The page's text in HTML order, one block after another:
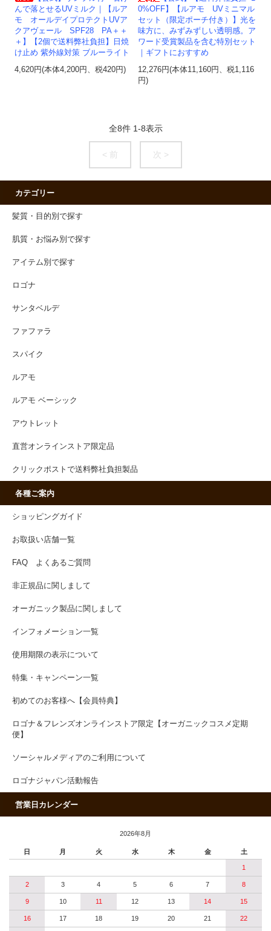
んで落とせるUVミルク｜【ルア
モ オールデイプロテクトUVア
クアヴェール SPF28 PA＋＋
＋】【2個で送料弊社負担】日焼
け止め 紫外線対策 ブルーライト
4,620円(本体4,200円、税420円)
0%OFF】【ルアモ UVミニマル
セット（限定ポーチ付き）】光を
味方に、みずみずしい透明感。ア
ワード受賞製品を含む特別セット
｜ギフトにおすすめ
12,276円(本体11,160円、税1,116
円)
全8件 1-8表示
< 前 次 >
カテゴリー
髪質・目的別で探す
肌質・お悩み別で探す
アイテム別で探す
ロゴナ
サンタベルデ
ファファラ
スパイク
ルアモ
ルアモ ベーシック
アウトレット
直営オンラインストア限定品
クリックポストで送料弊社負担製品
各種ご案内
ショッピングガイド
お取扱い店舗一覧
FAQ よくあるご質問
非正規品に関しまして
オーガニック製品に関しまして
インフォメーション一覧
使用期限の表示について
特集・キャンペーン一覧
初めてのお客様へ【会員特典】
ロゴナ＆フレンズオンラインストア限定【オーガニックコスメ定期
便】
ソーシャルメディアのご利用について
ロゴナジャパン活動報告
営業日カレンダー
2026年8月
日 月 火 水 木 金 土
1
2 3 4 5 6 7 8
9 10 11 12 13 14 15
16 17 18 19 20 21 22